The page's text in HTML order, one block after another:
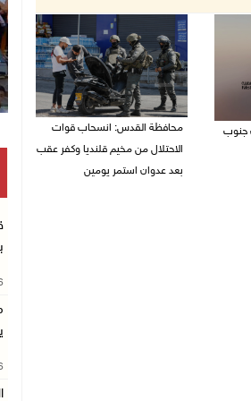
جنوب
محافظة القدس: انسحاب قوات
الاحتلال من مخيم قلنديا وكفر عقب
بعد عدوان استمر يومين